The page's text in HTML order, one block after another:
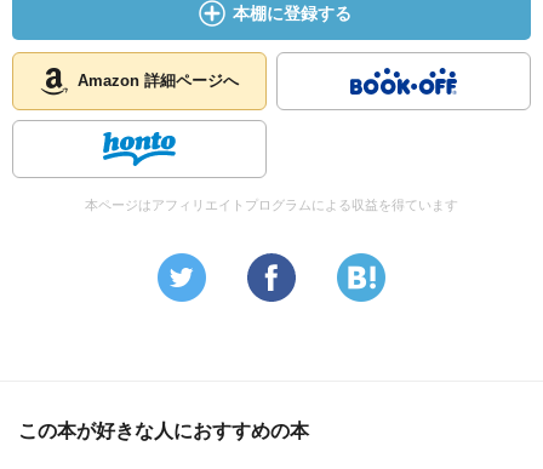
本棚に登録する
Amazon 詳細ページへ
本ページはアフィリエイトプログラムによる収益を得ています
この本が好きな人におすすめの本